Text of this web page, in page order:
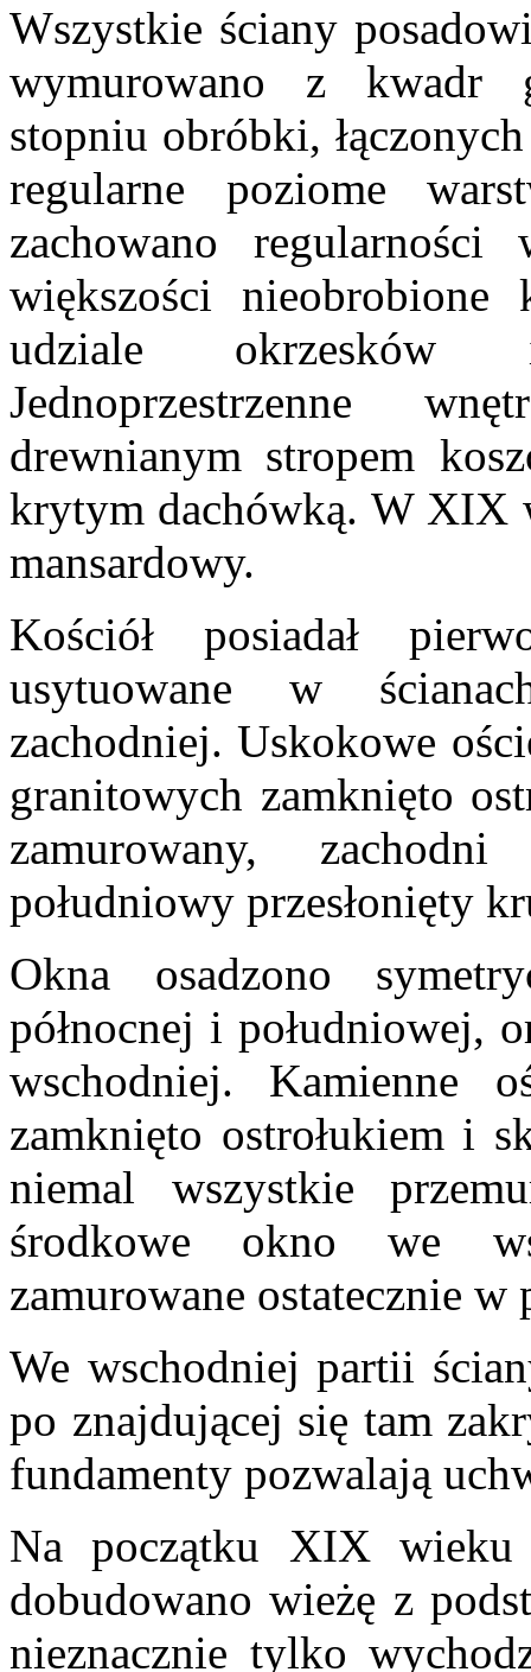
Wszystkie ściany
wymurowano z kwadr
stopniu obróbki,
regularne poziome
zachowano
większości nieobrobione
udziale okrzesków
Jednoprzestrzenne
drewnianym stropem
krytym dachówką. W XIX
mansardowy.
Kościół posiadał
usytuowane w
zachodniej. Uskokowe
granitowych zamknięto
zamurowany,
południowy przesłonięty
Okna osadzono
północnej i południowej,
wschodniej. Kamienne
zamknięto ostrołukiem i
niemal wszystkie
środkowe okno we
zamurowane ostatecznie
We wschodniej partii
po znajdującej się tam
fundamenty pozwalają
Na początku XIX wieku
dobudowano wieżę z
nieznacznie tylko